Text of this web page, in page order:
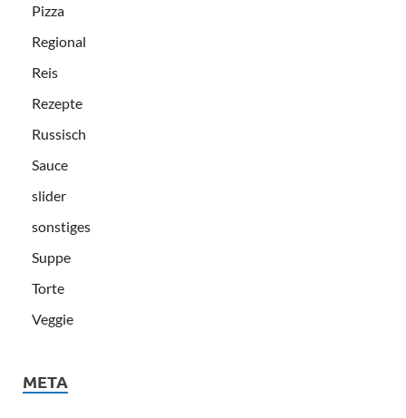
Pizza
Regional
Reis
Rezepte
Russisch
Sauce
slider
sonstiges
Suppe
Torte
Veggie
META